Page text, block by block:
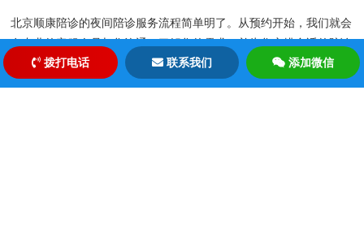
北京顺康陪诊的夜间陪诊服务流程简单明了。从预约开始，我们就会
有专业的客服人员与您沟通，了解您的需求，并为您安排合适的陪诊
人员。在陪诊过程中，我们的陪诊人员会全程陪同，帮助您处理挂
号、缴费、取药等事宜，确保您的就医过程顺利无阻。
拨打电话 联系我们 添加微信